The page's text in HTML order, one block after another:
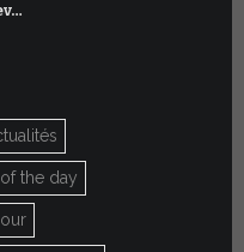
the day